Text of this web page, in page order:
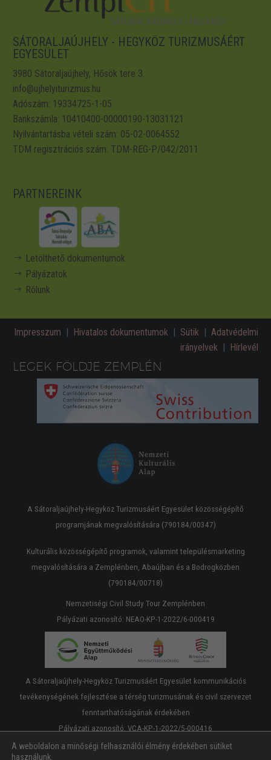
SÁTORALJAÚJHELY - HEGYKÖZ TURIZMUSÁÉRT
EGYESÜLET
3980 Sátoraljaújhely, Hősök tere 3.
info@ujhelyiturizmus.hu
Adószám: 19334725-1-05
Bankszámla: 10410400-00000190-13031121
Nyilvántartásba vételi szám: 05-02-0064552
TDM regisztrációs szám: TDM-REG-P/042/2011
PARTNEREINK
Letölthető dokumentumok
Pályázatok
Rólunk
Impresszum Hivatalos dokumentumok Sütik
Adatvédelmi
irányelvek
Hírlevél
LEGEK FÖLDJE ZEMPLÉN
A Sátoraljaújhely-Hegyköz Turizmusáért Egyesület közösségépítő
programjának megvalósítására (790184/00347)
Kulturális közösségépítő programok, valamint településmarketing
megvalósítására a Zemplénben, Abaújban és a Bodrogközben
(790184/00718)
Nemzetiségi Civil Study Tour Zemplénben
Pályázati azonosító: NEAO-KP-1-2022/6-000419
A Sátoraljaújhely-Hegyköz Turizmusáért Egyesület kommunikációs
tevékenységének fejlesztése a térség turizmusának és civil szervezet
fenntarthatóságának érdekében
Pályázati azonosító: VCA-KP-1-2022/5-000416
A weboldalon a minőségi felhasználói élmény érdekében sütiket
használunk.